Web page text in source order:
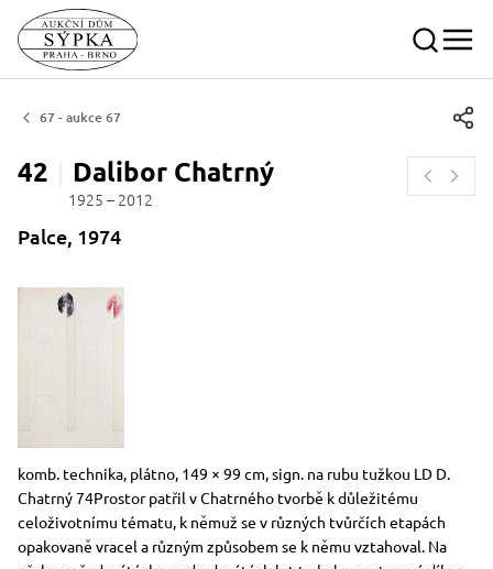
67 - aukce 67
42 Dalibor Chatrný
1925 – 2012
Palce, 1974
Rozměry
Stručný popis předmětu
komb. technika, plátno, 149 × 99 cm, sign. na rubu tužkou LD D.
Chatrný 74Prostor patřil v Chatrného tvorbě k důležitému
celoživotnímu tématu, k němuž se v různých tvůrčích etapách
opakovaně vracel a různým způsobem se k němu vztahoval. Na